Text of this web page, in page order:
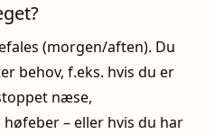
(morgen/aften). Du
behov, f.eks. hvis du er
næse,
– eller hvis du har